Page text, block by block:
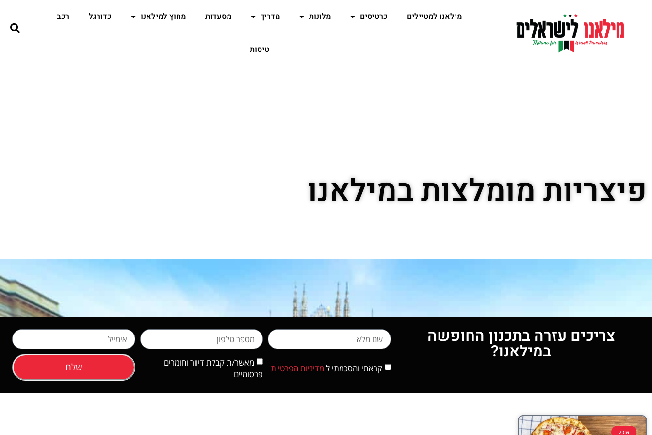
מילאנו למטיילים כרטיסים מלונות מדריך מסעדות מחוץ למילאנו כדורגל רכב
טיסות
פיצריות מומלצות במילאנו
צריכים עזרה בתכנון החופשה
במילאנו?
קראתי והסכמתי ל מדיניות הפרטיות
מאשר/ת קבלת דיוור וחומרים
פרסומיים
שלח
אוכל